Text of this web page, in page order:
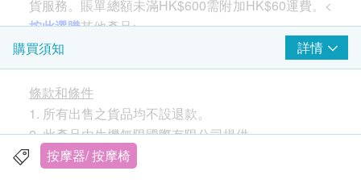
貨服務。賬單總額未滿HK$600需附加HK$60運費。<
按此選購其他產品>
購買須知 詳情
條款和條件
1. 所有出售之貨品均不設退款。
2. 此產品由生機無限國際有限公司提供。
3. 如有任何爭議，生機無限國際有限公司及健康網購
按摩器/ 按摩椅